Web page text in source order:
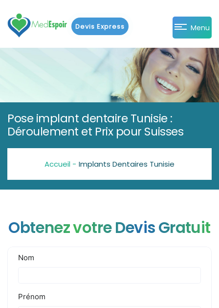
Devis Express Menu
Pose implant dentaire Tunisie :
Déroulement et Prix pour Suisses
Accueil - Implants Dentaires Tunisie
Obtenez votre Devis Gratuit